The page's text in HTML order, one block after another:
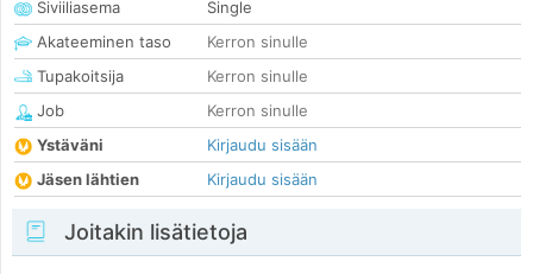
Siviiliasema
Single
Akateeminen taso
Kerron sinulle
Tupakoitsija
Kerron sinulle
Job
Kerron sinulle
Ystäväni
Kirjaudu sisään
Jäsen lähtien
Kirjaudu sisään
Joitakin lisätietoja